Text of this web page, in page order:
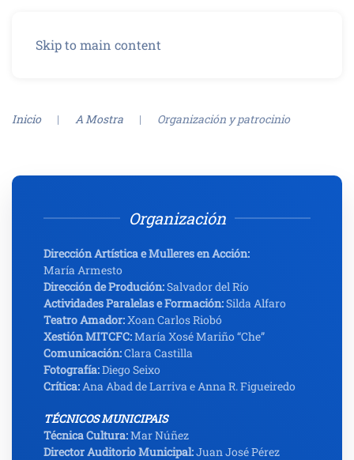
Skip to main content
Inicio A Mostra Organización y patrocinio
Organización
Dirección Artística e Mulleres en Acción:
María Armesto
Dirección de Produción:Salvador del Río
Actividades Paralelas e Formación:Silda Alfaro
Teatro Amador:Xoan Carlos Riobó
Xestión MITCFC:María Xosé Mariño “Che”
Comunicación:Clara Castilla
Fotografía:Diego Seixo
Crítica:Ana Abad de Larriva e Anna R. Figueiredo
TÉCNICOS MUNICIPAIS
Técnica Cultura:Mar Núñez
Director Auditorio Municipal:Juan José Pérez